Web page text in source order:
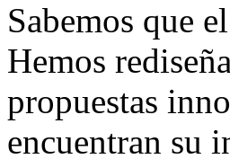
Sabemos que
Hemos
propuestas
encuentran su